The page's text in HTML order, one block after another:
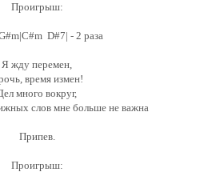
Проигрыш:
D#7| - 2 раза
Я жду перемен,
время измен!
много вокруг,
слов мне больше не важна
Припев.
Проигрыш: